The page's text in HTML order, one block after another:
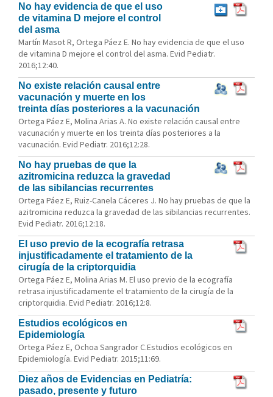
No hay evidencia de que el uso
de vitamina D mejore el control
del asma
Martín Masot R, Ortega Páez E. No hay evidencia de que el uso
de vitamina D mejore el control del asma. Evid Pediatr.
2016;12:40.
No existe relación causal entre
vacunación y muerte en los
treinta días posteriores a la vacunación
Ortega Páez E, Molina Arias A. No existe relación causal entre
vacunación y muerte en los treinta días posteriores a la
vacunación. Evid Pediatr. 2016;12:28.
No hay pruebas de que la
azitromicina reduzca la gravedad
de las sibilancias recurrentes
Ortega Páez E, Ruiz-Canela Cáceres J. No hay pruebas de que la
azitromicina reduzca la gravedad de las sibilancias recurrentes.
Evid Pediatr. 2016;12:18.
El uso previo de la ecografía retrasa
injustificadamente el tratamiento de la
cirugía de la criptorquidia
Ortega Páez E, Molina Arias M. El uso previo de la ecografía
retrasa injustificadamente el tratamiento de la cirugía de la
criptorquidia. Evid Pediatr. 2016;12:8.
Estudios ecológicos en
Epidemiología
Ortega Páez E, Ochoa Sangrador C.Estudios ecológicos en
Epidemiología. Evid Pediatr. 2015;11:69.
Diez años de Evidencias en Pediatría:
pasado, presente y futuro